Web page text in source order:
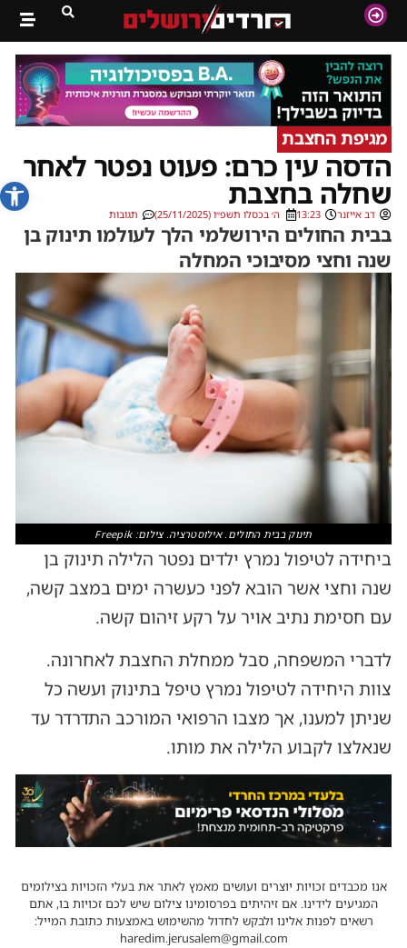
פתח
מגיפת החצבת
הדסה עין כרם: פעוט נפטר לאחר
שחלה בחצבת
דב אייזנר 13:23 ה׳ בכסלו תשפ״ו (25/11/2025) תגובות
בבית החולים הירושלמי הלך לעולמו תינוק בן
שנה וחצי מסיבוכי המחלה
תינוק בבית החולים. אילוסטרציה. צילום: Freepik
ביחידה לטיפול נמרץ ילדים נפטר הלילה תינוק בן
שנה וחצי אשר הובא לפני כעשרה ימים במצב קשה,
עם חסימת נתיב אויר על רקע זיהום קשה.
לדברי המשפחה, סבל ממחלת החצבת לאחרונה.
צוות היחידה לטיפול נמרץ טיפל בתינוק ועשה כל
שניתן למענו, אך מצבו הרפואי המורכב התדרדר עד
שנאלצו לקבוע הלילה את מותו.
אנו מכבדים זכויות יוצרים ועושים מאמץ לאתר את בעלי הזכויות בצילומים
המגיעים לידינו. אם זיהיתים בפרסומינו צילום שיש לכם זכויות בו, אתם
רשאים לפנות אלינו ולבקש לחדול מהשימוש באמצעות כתובת המייל:
haredim.jerusalem@gmail.com